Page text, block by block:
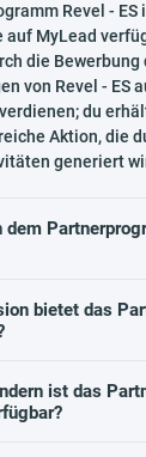
Revel -
auf MyLead
die Bewerbung
von Revel - ES
du
Aktion, die
generiert
dem
bietet das
ist das